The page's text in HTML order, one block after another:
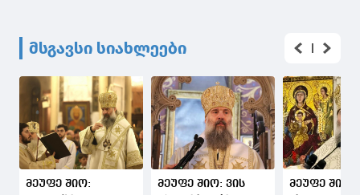
მსგავსი სიახლეები
მეუფე შიო:
მეუფე შიო: ვის
მეუფე შიო: